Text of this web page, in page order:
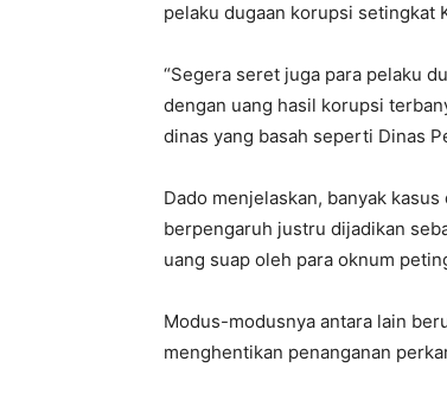
pelaku dugaan korupsi setingkat
“Segera seret juga para pelaku
dengan uang hasil korupsi
dinas yang basah seperti Dinas
Dado menjelaskan, banyak
berpengaruh justru dijadikan
uang suap oleh para oknum
Modus-modusnya antara lain
menghentikan penanganan